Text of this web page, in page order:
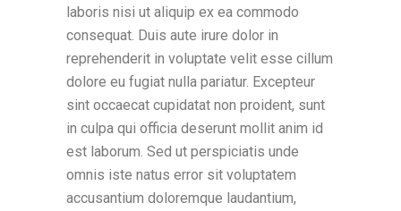
laboris nisi ut aliquip ex ea commodo
consequat. Duis aute irure dolor in
reprehenderit in voluptate velit esse cillum
dolore eu fugiat nulla pariatur. Excepteur
sint occaecat cupidatat non proident, sunt
in culpa qui officia deserunt mollit anim id
est laborum. Sed ut perspiciatis unde
omnis iste natus error sit voluptatem
accusantium doloremque laudantium,